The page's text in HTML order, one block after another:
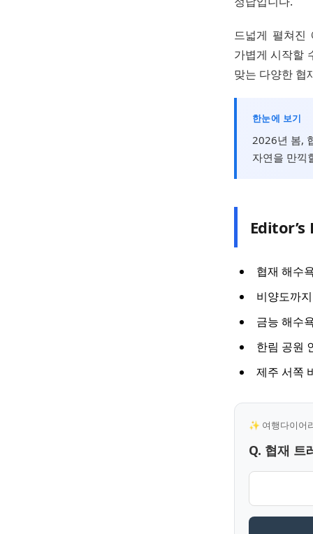
드넓게 펼쳐진
가볍게 시작할
맞는 다양한 협
한눈에 보기
2026년 봄,
자연을 만끽
Editor’s
협재 해수
비양도까
금능 해수
한림 공원
제주 서쪽
✨ 여행다이어
Q. 협재 트